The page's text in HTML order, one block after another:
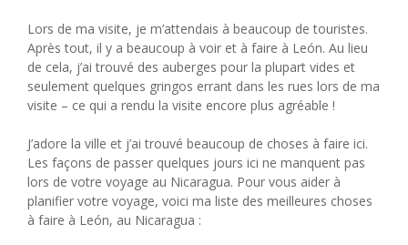
Lors de ma visite, je m’attendais à beaucoup de touristes.
Après tout, il y a beaucoup à voir et à faire à León. Au lieu
de cela, j’ai trouvé des auberges pour la plupart vides et
seulement quelques gringos errant dans les rues lors de ma
visite – ce qui a rendu la visite encore plus agréable !
J’adore la ville et j’ai trouvé beaucoup de choses à faire ici.
Les façons de passer quelques jours ici ne manquent pas
lors de votre voyage au Nicaragua. Pour vous aider à
planifier votre voyage, voici ma liste des meilleures choses
à faire à León, au Nicaragua :